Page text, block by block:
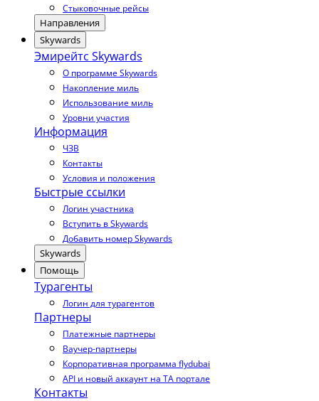
Стыковочные рейсы
Направления
Skywards
Эмирейтс Skywards
О программе Skywards
Накопление миль
Использование миль
Уровни участия
Информация
ЧЗВ
Контакты
Условия и положения
Быстрые ссылки
Логин участника
Вступить в Skywards
Добавить номер Skywards
Skywards
Помощь
Турагенты
Логин для турагентов
Партнеры
Платежные партнеры
Ваучер-партнеры
Корпоративная программа flydubai
API и новый аккаунт на TA портале
Контакты